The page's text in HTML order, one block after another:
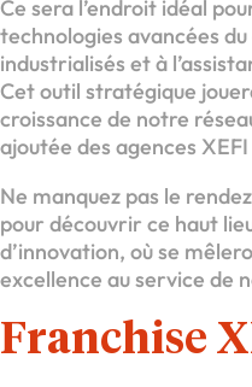
Ce sera l’endroit idéal
technologies avancées
industrialisés et à
Cet outil stratégique
croissance de notre
ajoutée des agences
Ne manquez pas le
pour découvrir ce haut
d’innovation, où se
excellence au service de
Franchise